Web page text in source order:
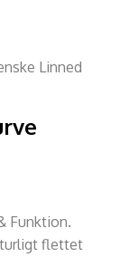
Linned
Funktion.
flettet